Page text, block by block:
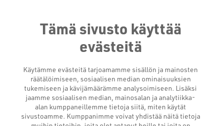
Tämä sivusto käyttää
evästeitä
Käytämme evästeitä tarjoamamme sisällön ja mainosten
räätälöimiseen, sosiaalisen median ominaisuuksien
tukemiseen ja kävijämäärämme analysoimiseen. Lisäksi
jaamme sosiaalisen median, mainosalan ja analytiikka-
alan kumppaneillemme tietoja siitä, miten käytät
sivustoamme. Kumppanimme voivat yhdistää näitä tietoja